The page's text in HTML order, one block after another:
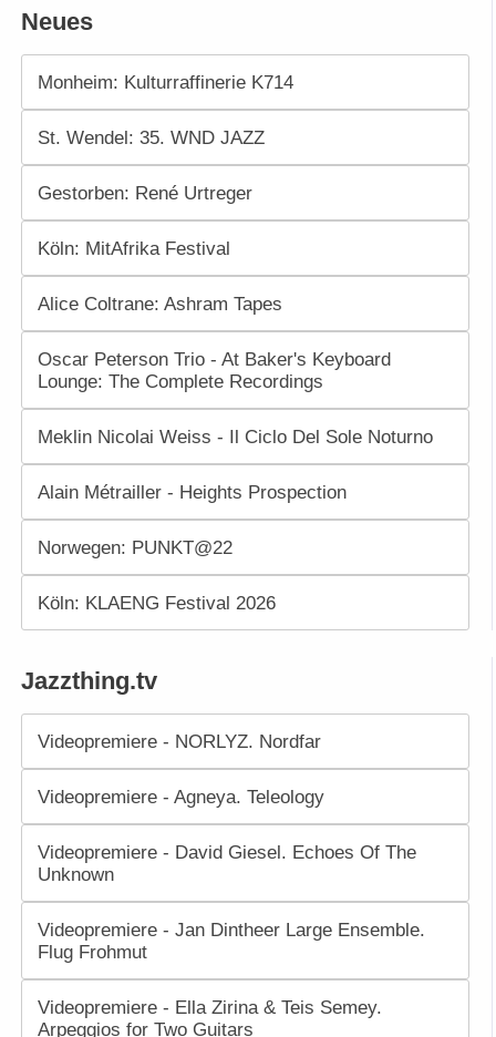
Neues
Monheim: Kulturraffinerie K714
St. Wendel: 35. WND JAZZ
Gestorben: René Urtreger
Köln: MitAfrika Festival
Alice Coltrane: Ashram Tapes
Oscar Peterson Trio - At Baker's Keyboard
Lounge: The Complete Recordings
Meklin Nicolai Weiss - Il Ciclo Del Sole Noturno
Alain Métrailler - Heights Prospection
Norwegen: PUNKT@22
Köln: KLAENG Festival 2026
Jazzthing.tv
Videopremiere - NORLYZ. Nordfar
Videopremiere - Agneya. Teleology
Videopremiere - David Giesel. Echoes Of The
Unknown
Videopremiere - Jan Dintheer Large Ensemble.
Flug Frohmut
Videopremiere - Ella Zirina & Teis Semey.
Arpeggios for Two Guitars